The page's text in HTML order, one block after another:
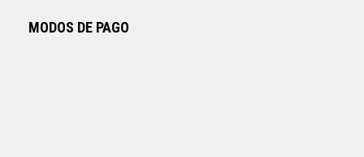
MODOS DE PAGO